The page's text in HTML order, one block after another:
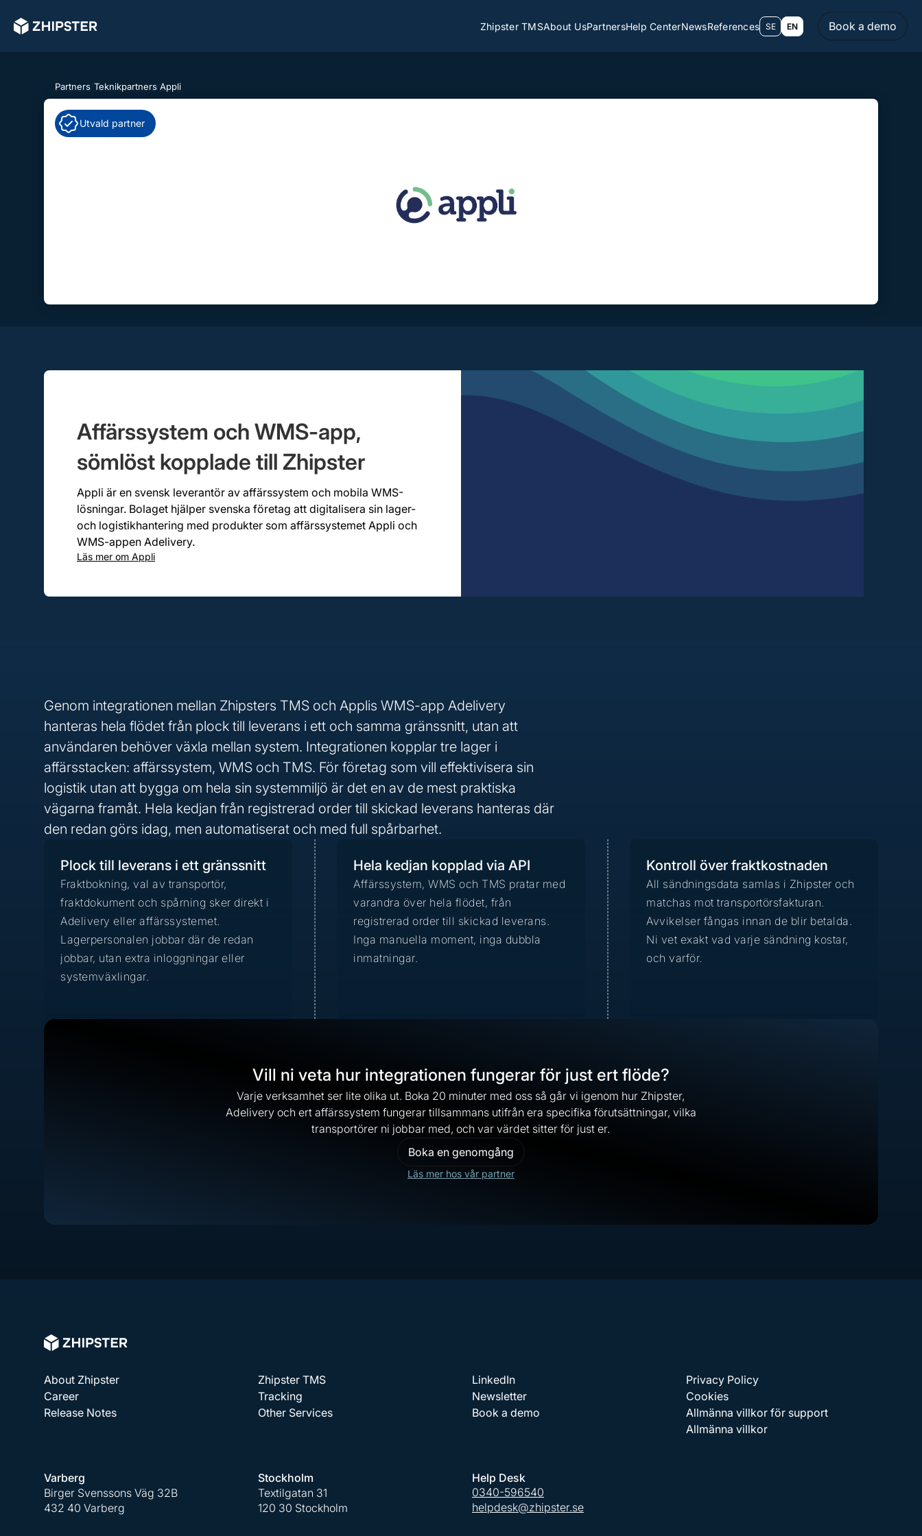
Zhipster TMSAbout UsPartnersHelp CenterNewsReferences SE EN Book a demo
Partners Teknikpartners/ Appli
Utvald partner
Affärssystem och WMS-app,
sömlöst kopplade till Zhipster
Appli är en svensk leverantör av affärssystem och mobila WMS-
lösningar. Bolaget hjälper svenska företag att digitalisera sin lager-
och logistikhantering med produkter som affärssystemet Appli och
WMS-appen Adelivery.
Läs mer om Appli
Genom integrationen mellan Zhipsters TMS och Applis WMS-app Adelivery
hanteras hela flödet från plock till leverans i ett och samma gränssnitt, utan att
användaren behöver växla mellan system. Integrationen kopplar tre lager i
affärsstacken: affärssystem, WMS och TMS. För företag som vill effektivisera sin
logistik utan att bygga om hela sin systemmiljö är det en av de mest praktiska
vägarna framåt. Hela kedjan från registrerad order till skickad leverans hanteras där
den redan görs idag, men automatiserat och med full spårbarhet.
Plock till leverans i ett gränssnitt
Fraktbokning, val av transportör,
fraktdokument och spårning sker direkt i
Adelivery eller affärssystemet.
Lagerpersonalen jobbar där de redan
jobbar, utan extra inloggningar eller
systemväxlingar.
Hela kedjan kopplad via API
Affärssystem, WMS och TMS pratar med
varandra över hela flödet, från
registrerad order till skickad leverans.
Inga manuella moment, inga dubbla
inmatningar.
Kontroll över fraktkostnaden
All sändningsdata samlas i Zhipster och
matchas mot transportörsfakturan.
Avvikelser fångas innan de blir betalda.
Ni vet exakt vad varje sändning kostar,
och varför.
Vill ni veta hur integrationen fungerar för just ert flöde?
Varje verksamhet ser lite olika ut. Boka 20 minuter med oss så går vi igenom hur Zhipster,
Adelivery och ert affärssystem fungerar tillsammans utifrån era specifika förutsättningar, vilka
transportörer ni jobbar med, och var värdet sitter för just er.
Boka en genomgång
Läs mer hos vår partner
About Zhipster
Career
Release Notes
Zhipster TMS
Tracking
Other Services
LinkedIn
Newsletter
Book a demo
Privacy Policy
Cookies
Allmänna villkor för support
Allmänna villkor
Varberg
Birger Svenssons Väg 32B
432 40 Varberg
Stockholm
Textilgatan 31
120 30 Stockholm
Help Desk
0340-596540
helpdesk@zhipster.se